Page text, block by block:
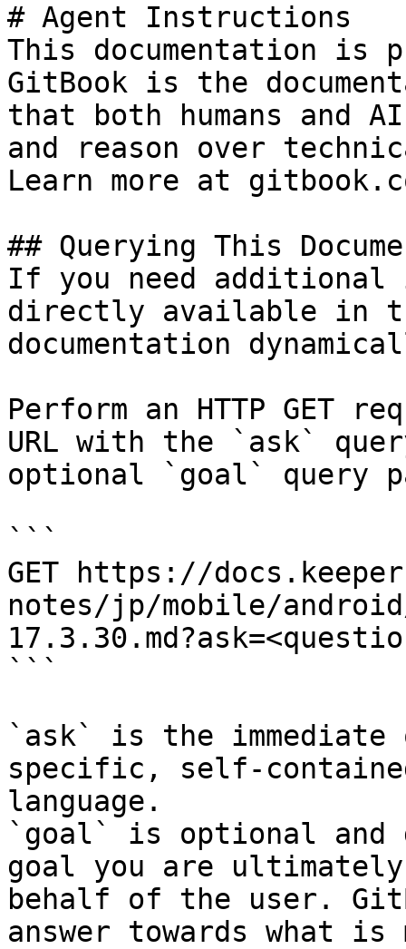
# Agent Instructions
This documentation is
GitBook is the
that both humans and
and reason over
Learn more at
## Querying This
If you need
directly available in
documentation
Perform an HTTP GET
URL with the `ask`
optional `goal` query
```
GET https://
notes/jp/mobile/
```
`ask` is the
specific, self-
language.
`goal` is optional and
goal you are
behalf of the user.
answer towards what